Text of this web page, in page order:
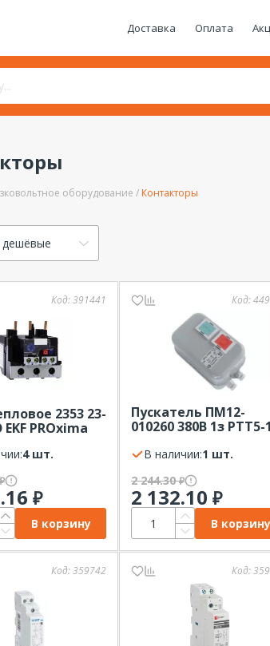
Доставка Оплата
оборудование Контакторы
дешёвые
Код:391441
2353 23-
PROxima
4 шт.
₽
₽
В корзину
Код:
Пускатель ПМ12-
010260 380В 1з РТТ5-
В наличии:
1 шт.
2 244.30₽
2 132.10₽
В корзину
Код:359742 Код: